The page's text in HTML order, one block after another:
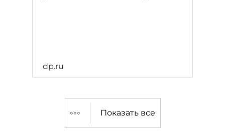
dp.ru
Показать все